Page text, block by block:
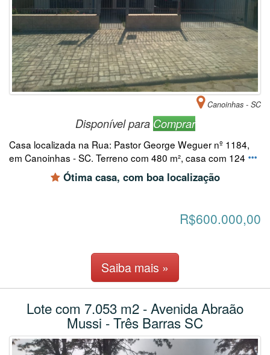
Canoinhas - SC
Disponível para Comprar
Casa localizada na Rua: Pastor George Weguer nº 1184,
em Canoinhas - SC. Terreno com 480 m², casa com 124
Ótima casa, com boa localização
R$600.000,00
Saiba mais »
Lote com 7.053 m2 - Avenida Abraão
Mussi - Três Barras SC